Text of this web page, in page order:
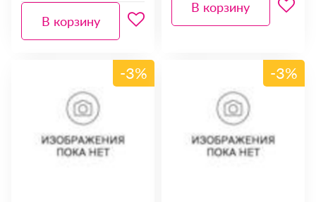
В корзину
В корзину
-3% -3%